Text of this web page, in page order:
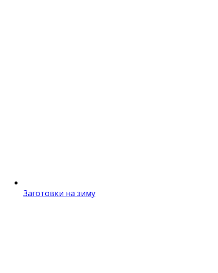
Заготовки на зиму